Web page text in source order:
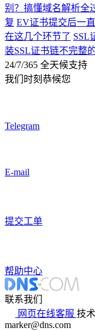
别？搞懂域名解析全
复 EV证书提交后一
在这几个环节了 SSL
装SSL证书链不完整
24/7/365 全天候支持
我们时刻恭候您
Telegram
E-mail
提交工单
帮助中心
联系我们
网页在线客服 技
marker@dns.com